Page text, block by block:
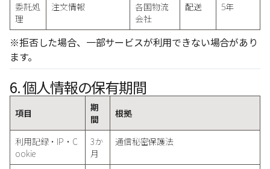
委託処
理
注文情報
各国物流
会社
配送 5年
※拒否した場合、一部サービスが利用できない場合があり
ます。
6. 個人情報の保有期間
項目
期
間
根拠
利用記録・IP・C
ookie
3か
月
通信秘密保護法